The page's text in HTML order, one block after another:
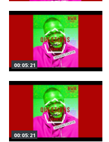
00:05:21
00:05:21